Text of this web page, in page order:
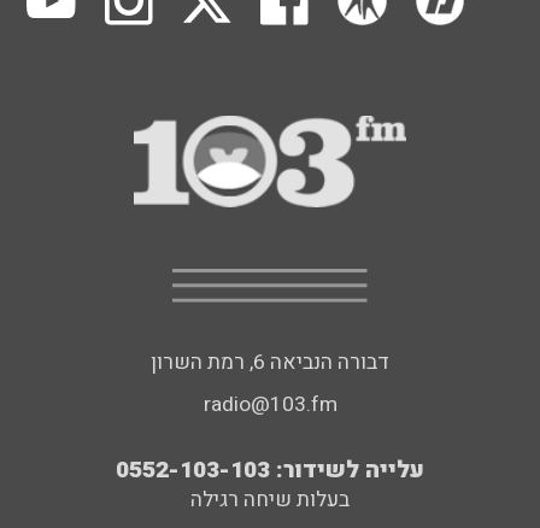
דבורה הנביאה 6, רמת השרון
radio@103.fm
עלייה לשידור: 0552-103-103
בעלות שיחה רגילה